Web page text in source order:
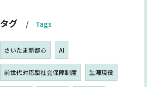
タグ Tags
さいたま新都心 AI
前世代対応型社会保障制度 生涯現役